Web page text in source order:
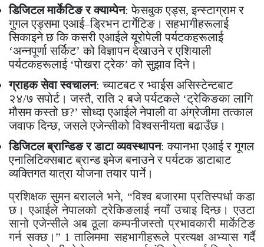
डिजिटल मार्केटिङ र क्याम्पेन: फेसबुक एड्स, इन्स्टाग्राम र
गुगल एड्समा एआई–ड्रिभन टार्गेटिङ। सहभागीहरूलाई
सिकाइने छ कि कसरी एआईले यूरोपेली पर्यटकहरूलाई
‘अन्नपूर्णा सर्किट’ को विज्ञापन देखाउने र एशियाली
पर्यटकहरूलाई ‘पोखरा ट्रेक’ को सुझाव दिने।
ग्राहक सेवा स्वचालन: च्याटबट र भ्वाईस असिस्टेन्टबाट
२४/७ सपोर्ट। जस्तै, राति २ बजे पर्यटकले ‘ट्रेकिङका लागि
मौसम कस्तो छ?’ सोध्दा एआईले नेपाली वा अंग्रेजीमा तत्काल
जवाफ दिन्छ, जसले एजेन्सीको विश्वसनीयता बढाउँछ।
डिजिटल ब्रान्डिङ र डाटा व्यवस्थापन: क्यानभा एआई र गूगल
एनालिटिक्सबाट ब्रान्ड इमेज बनाउने र पर्यटक डाटाबाट
व्यक्तिगत यात्रा योजना तयार पार्ने।
प्रशिक्षक सुमन बरालले भने, “विश्व बजारमा प्रतिस्पर्धा कडा
छ। एआईले नेपालको ट्रेकिङलाई नयाँ उचाइ दिन्छ। एउटा
सानो एजेन्सीले अब ठूला कम्पनीजस्तो प्रभावकारी मार्केटिङ
गर्न सक्छ।” 1 तालिममा सहभागीहरूले प्रत्यक्ष अभ्यास गर्दै